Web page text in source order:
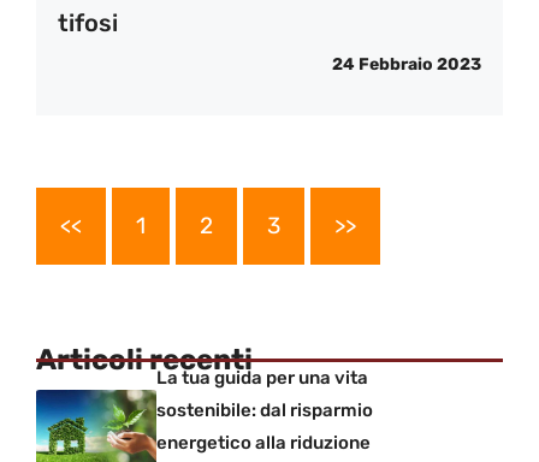
tifosi
24 Febbraio 2023
<< 1 2 3 >>
Articoli recenti
La tua guida per una vita
sostenibile: dal risparmio
energetico alla riduzione